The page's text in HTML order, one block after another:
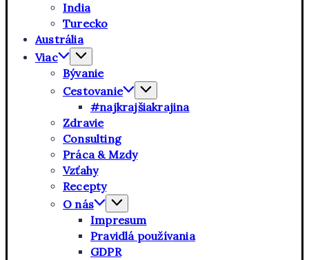
India
Turecko
Austrália
Viac
Bývanie
Cestovanie
#najkrajšiakrajina
Zdravie
Consulting
Práca & Mzdy
Vzťahy
Recepty
O nás
Impresum
Pravidlá používania
GDPR